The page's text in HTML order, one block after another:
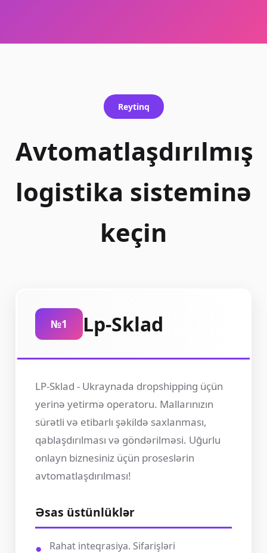
Reytinq
Avtomatlaşdırılmış
logistika sisteminə
keçin
№1 Lp-Sklad
LP-Sklad - Ukraynada dropshipping üçün
yerinə yetirmə operatoru. Mallarınızın
sürətli və etibarlı şəkildə saxlanması,
qablaşdırılması və göndərilməsi. Uğurlu
onlayn biznesiniz üçün proseslərin
avtomatlaşdırılması!
Əsas üstünlüklər
Rahat inteqrasiya. Sifarişləri